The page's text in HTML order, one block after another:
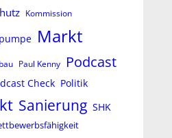
Kommission
Markt
Paul Kenny Podcast
Check Politik
Sanierung SHK